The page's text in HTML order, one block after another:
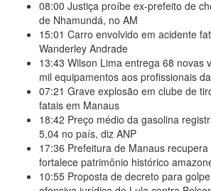
08:00 Justiça proíbe ex-prefeito de
de Nhamundá, no AM
15:01 Carro envolvido em acidente
Wanderley Andrade
13:43 Wilson Lima entrega 68 novas
mil equipamentos aos profissionais
07:21 Grave explosão em clube de
fatais em Manaus
18:42 Preço médio da gasolina
5,04 no país, diz ANP
17:36 Prefeitura de Manaus
fortalece patrimônio histórico
10:55 Proposta de decreto para